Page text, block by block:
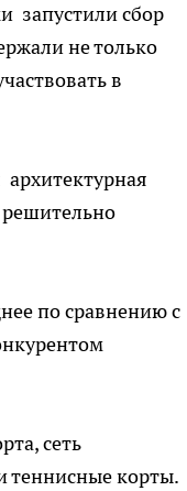
запустили сбор
не только
в
по сравнению с
сеть
теннисные корты.